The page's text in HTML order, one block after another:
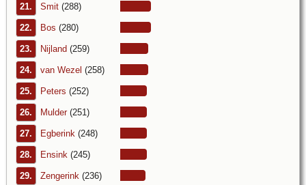
21. Smit (288)
22. Bos (280)
23. Nijland (259)
24. van Wezel (258)
25. Peters (252)
26. Mulder(251)
27. Egberink (248)
28. Ensink (245)
29. Zengerink (236)